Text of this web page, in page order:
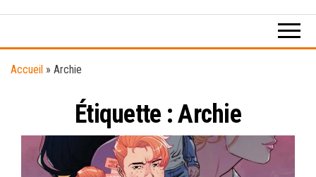
Accueil » Archie
Étiquette :Archie